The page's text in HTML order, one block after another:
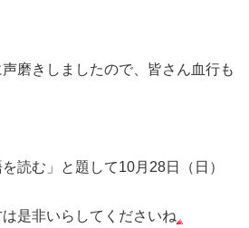
磨きしましたので、皆さん血行も
読む」と題して10月28日（日）
是非いらしてくださいね